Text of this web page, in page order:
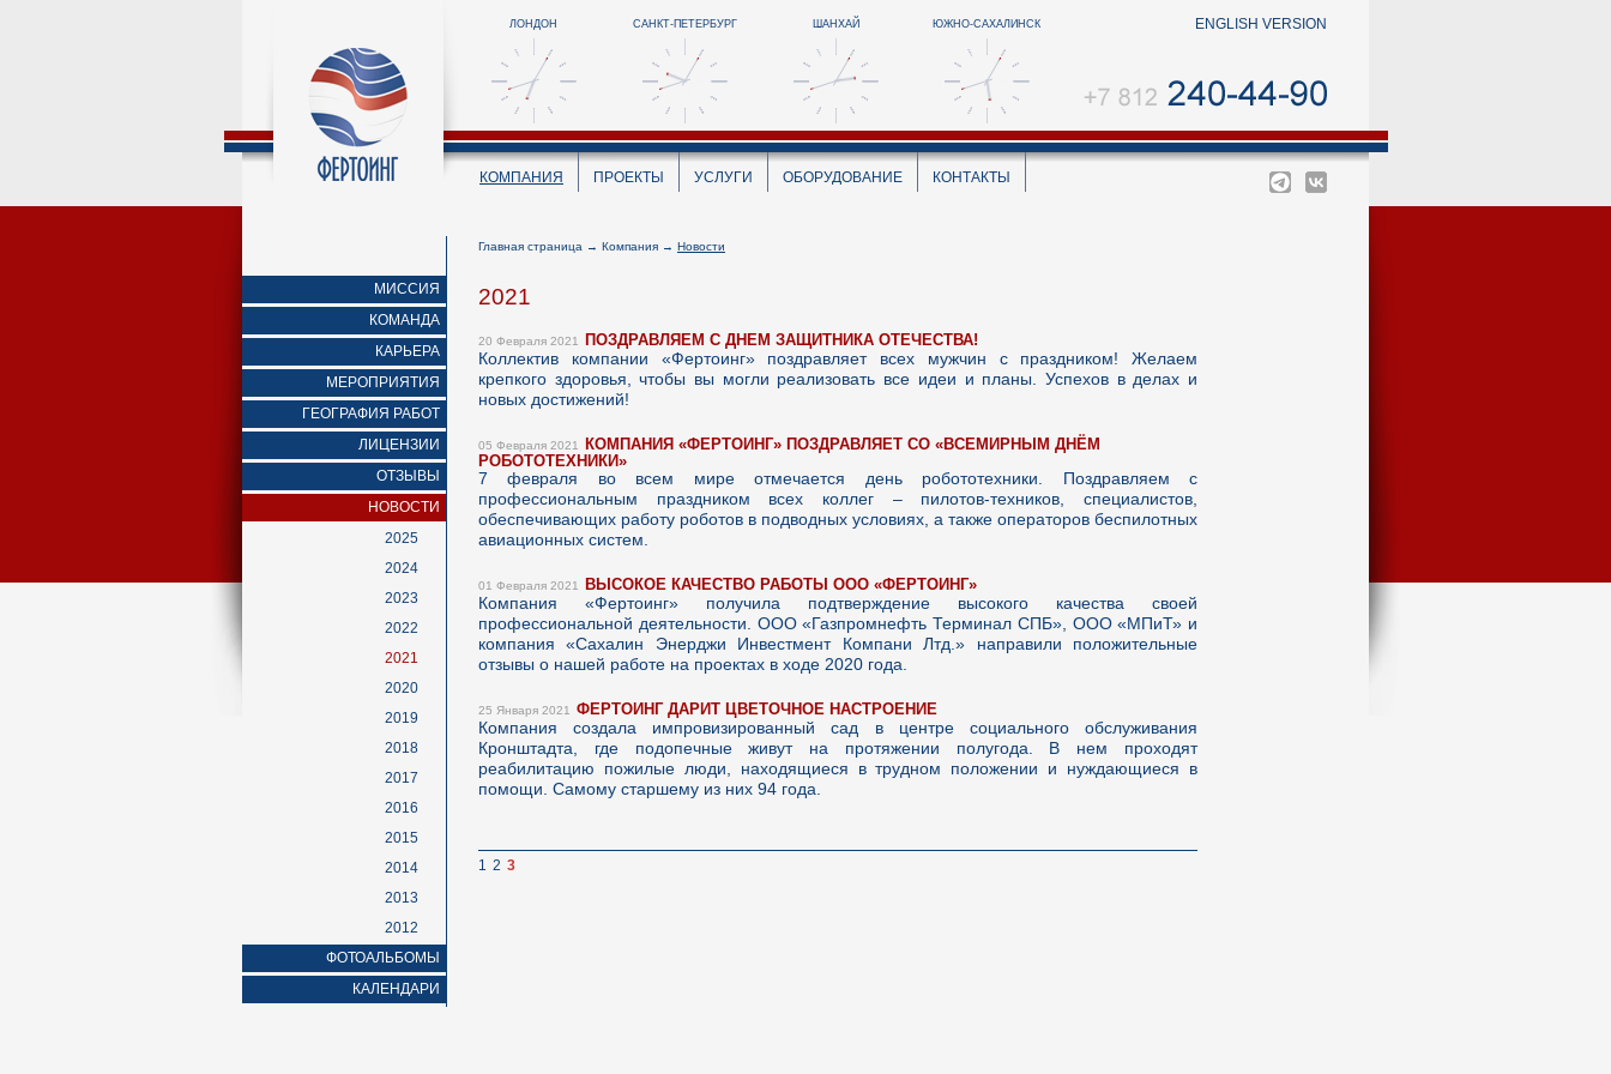
ENGLISH VERSION
ЛОНДОН САНКТ-ПЕТЕРБУРГ ШАНХАЙ ЮЖНО-САХАЛИНСК
КОМПАНИЯ ПРОЕКТЫ УСЛУГИ ОБОРУДОВАНИЕ КОНТАКТЫ
МИССИЯ
КОМАНДА
КАРЬЕРА
МЕРОПРИЯТИЯ
ГЕОГРАФИЯ РАБОТ
ЛИЦЕНЗИИ
ОТЗЫВЫ
НОВОСТИ
2025
2024
2023
2022
2021
2020
2019
2018
2017
2016
2015
2014
2013
2012
ФОТОАЛЬБОМЫ
КАЛЕНДАРИ
Главная страница → Компания → Новости
2021
20 Февраля 2021 ПОЗДРАВЛЯЕМ С ДНЕМ ЗАЩИТНИКА ОТЕЧЕСТВА!
Коллектив компании «Фертоинг» поздравляет всех мужчин с праздником! Желаем
крепкого здоровья, чтобы вы могли реализовать все идеи и планы. Успехов в делах и
новых достижений!
05 Февраля 2021
КОМПАНИЯ «ФЕРТОИНГ» ПОЗДРАВЛЯЕТ СО «ВСЕМИРНЫМ ДНЁМ
РОБОТОТЕХНИКИ»
7 февраля во всем мире отмечается день робототехники. Поздравляем с
профессиональным праздником всех коллег – пилотов-техников, специалистов,
обеспечивающих работу роботов в подводных условиях, а также операторов беспилотных
авиационных систем.
01 Февраля 2021 ВЫСОКОЕ КАЧЕСТВО РАБОТЫ ООО «ФЕРТОИНГ»
Компания «Фертоинг» получила подтверждение высокого качества своей
профессиональной деятельности. ООО «Газпромнефть Терминал СПБ», ООО «МПиТ» и
компания «Сахалин Энерджи Инвестмент Компани Лтд.» направили положительные
отзывы о нашей работе на проектах в ходе 2020 года.
25 Января 2021 ФЕРТОИНГ ДАРИТ ЦВЕТОЧНОЕ НАСТРОЕНИЕ
Компания создала импровизированный сад в центре социального обслуживания
Кронштадта, где подопечные живут на протяжении полугода. В нем проходят
реабилитацию пожилые люди, находящиеся в трудном положении и нуждающиеся в
помощи. Самому старшему из них 94 года.
1 2 3